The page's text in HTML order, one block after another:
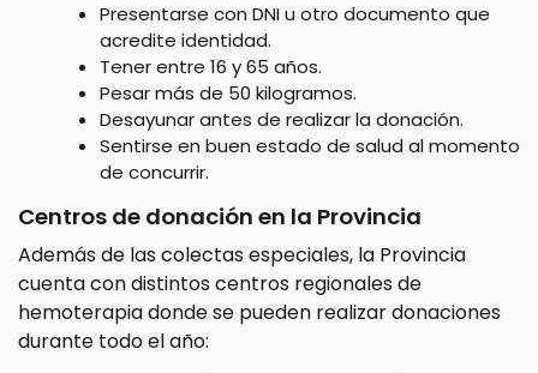
Presentarse con DNI u otro documento que
acredite identidad.
Tener entre 16 y 65 años.
Pesar más de 50 kilogramos.
Desayunar antes de realizar la donación.
Sentirse en buen estado de salud al momento
de concurrir.
Centros de donación en la Provincia
Además de las colectas especiales, la Provincia
cuenta con distintos centros regionales de
hemoterapia donde se pueden realizar donaciones
durante todo el año: